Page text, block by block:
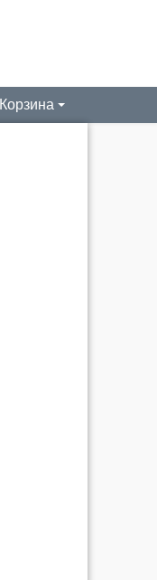
Корзина